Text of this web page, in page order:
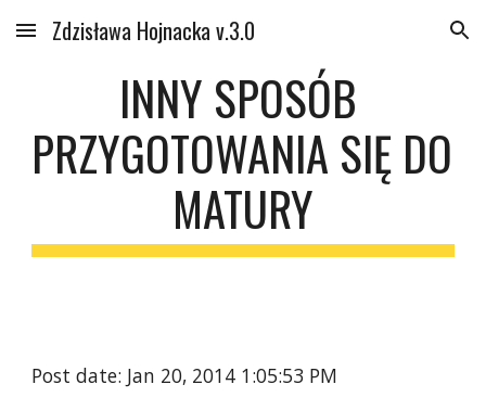
Skip to main content Skip to navigation
Zdzisława Hojnacka v.3.0
INNY SPOSÓB
PRZYGOTOWANIA SIĘ DO
MATURY
Post date: Jan 20, 2014 1:05:53 PM